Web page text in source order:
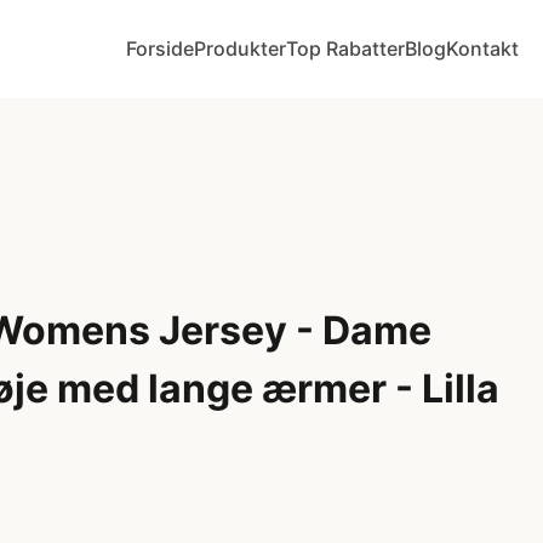
ForsideProdukterTop RabatterBlogKontakt
Jersey - Dame
med lange ærmer - Lilla